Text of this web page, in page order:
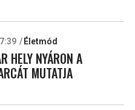
Életmód
HELY NYÁRON A
MUTATJA